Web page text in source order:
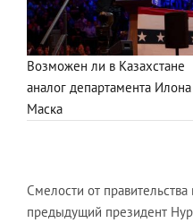
Возможен ли в Казахстане
аналог департамента Илона
Маска
Смелости от
предыдущий президент